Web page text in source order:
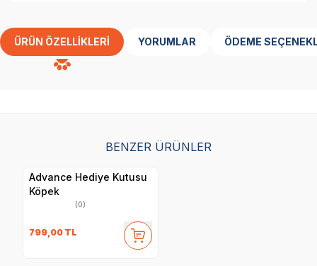
ÜRÜN ÖZELLIKLERI YORUMLAR ÖDEME
BENZER ÜRÜNLER
Advance Hediye Kutusu
Köpek
(0)
799,00 TL